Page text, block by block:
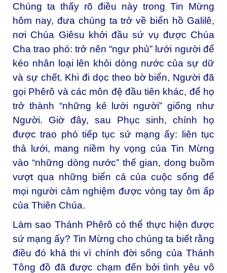
Chúng ta thấy rõ điều này trong Tin Mừng
hôm nay, đưa chúng ta trở về biển hồ Galilê,
nơi Chúa Giêsu khởi đầu sứ vụ được Chúa
Cha trao phó: trở nên “ngư phủ” lưới người để
kéo nhân loại lên khỏi dòng nước của sự dữ
và sự chết. Khi đi dọc theo bờ biển, Người đã
gọi Phêrô và các môn đệ đầu tiên khác, để họ
trở thành “những kẻ lưới người” giống như
Người. Giờ đây, sau Phục sinh, chính họ
được trao phó tiếp tục sứ mạng ấy: liên tục
thả lưới, mang niềm hy vọng của Tin Mừng
vào “những dòng nước” thế gian, dong buồm
vượt qua những biển cả của cuộc sống để
mọi người cảm nghiệm được vòng tay ôm ấp
của Thiên Chúa.
Làm sao Thánh Phêrô có thể thực hiện được
sứ mạng ấy? Tin Mừng cho chúng ta biết rằng
điều đó khả thi vì chính đời sống của Thánh
Tông đồ đã được chạm đến bởi tình yêu vô